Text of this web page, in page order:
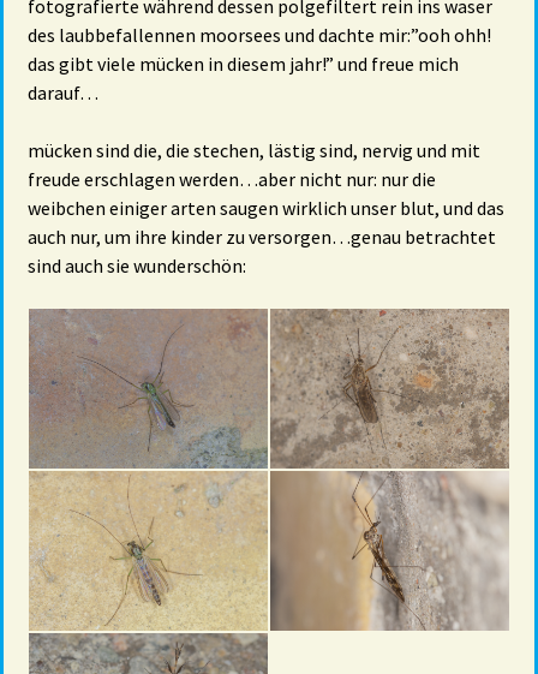
fotografierte während dessen polgefiltert rein ins waser
des laubbefallennen moorsees und dachte mir:”ooh ohh!
das gibt viele mücken in diesem jahr!” und freue mich
darauf…
mücken sind die, die stechen, lästig sind, nervig und mit
freude erschlagen werden…aber nicht nur: nur die
weibchen einiger arten saugen wirklich unser blut, und das
auch nur, um ihre kinder zu versorgen…genau betrachtet
sind auch sie wunderschön: